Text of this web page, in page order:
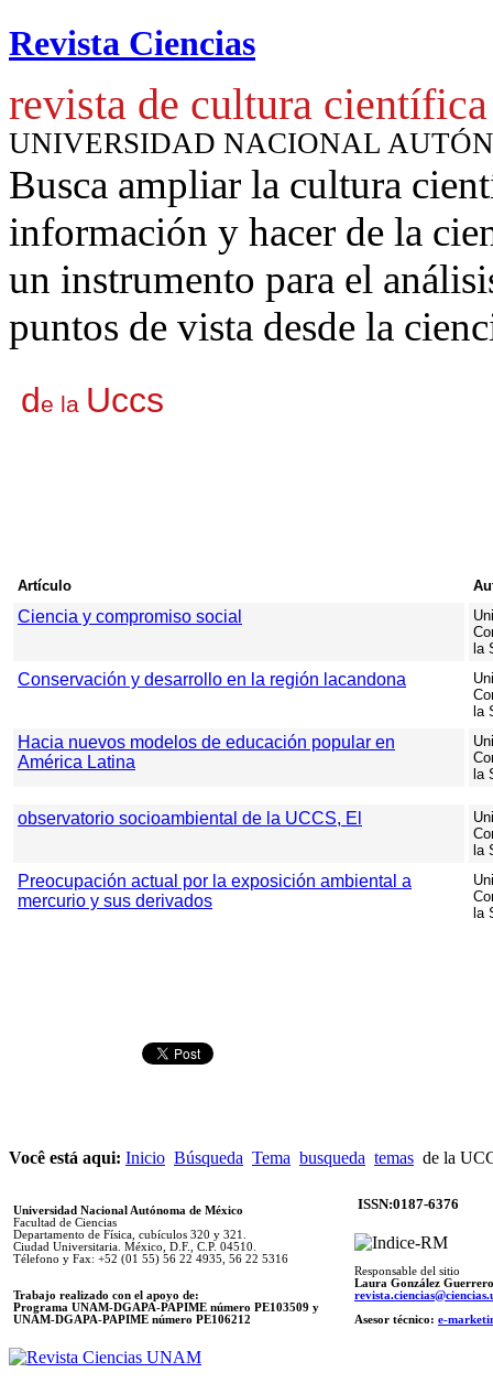
Revista Ciencias
revista de cultura científica
UNIVERSIDAD NACIONAL
Busca ampliar la cultura
información y hacer de la
un instrumento para el
puntos de vista desde la
de la Uccs
Artículo
Ciencia y compromiso social
la
Conservación y desarrollo en la región lacandona
la
Hacia nuevos modelos de educación popular en
América Latina
la
observatorio socioambiental de la UCCS, El
la
Preocupación actual por la exposición ambiental a
mercurio y sus derivados
la
Você está aqui: Inicio Búsqueda Tema busqueda temas de la
Universidad Nacional Autónoma de México
Facultad de Ciencias
Departamento de Física, cubículos 320 y 321.
Ciudad Universitaria. México, D.F., C.P. 04510.
Télefono y Fax: +52 (01 55) 56 22 4935, 56 22 5316
Trabajo realizado con el apoyo de:
Programa UNAM-DGAPA-PAPIME número PE103509 y
UNAM-DGAPA-PAPIME número PE106212
ISSN:0187-6376
Responsable del sitio
Laura González Guerrero
Asesor técnico: e-